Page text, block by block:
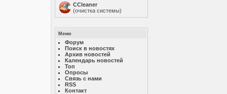
ССleaner
(очистка системы)
Меню
Форум
Поиск в новостях
Архив новостей
Календарь новостей
Топ
Опросы
Связь с нами
RSS
Контакт